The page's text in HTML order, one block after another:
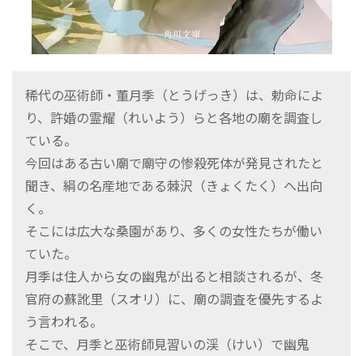
稀代の巫術師・董月季（とうげっき）は、勅命によ
り、許婚の霊耀（れいよう）らと各地の廟を調査し
ている。
今回はある古い廟で廟守の惨殺死体が発見されたと
聞き、絹の名産地である棘沢（きょくたく）へ出向
く。
そこには広大な桑園があり、多くの女性たちが働い
ていた。
月季は住人から女の幽鬼が出ると相談されるが、冬
官府の蘇訛里（スオリ）に、廟の調査を優先するよ
う言われる。
そこで、月季と巫術師見習いの渓（けい）で幽鬼